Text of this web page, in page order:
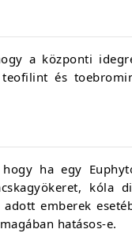
a központi
és
ha egy
kóla
emberek
hatásos-e.